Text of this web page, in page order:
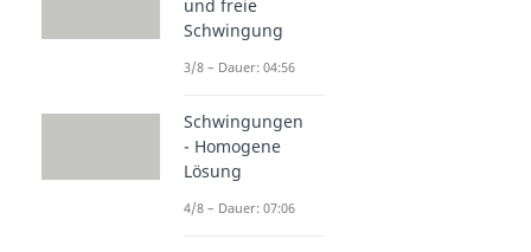
und freie
Schwingung
3/8 – Dauer: 04:56
Schwingungen
- Homogene
Lösung
4/8 – Dauer: 07:06